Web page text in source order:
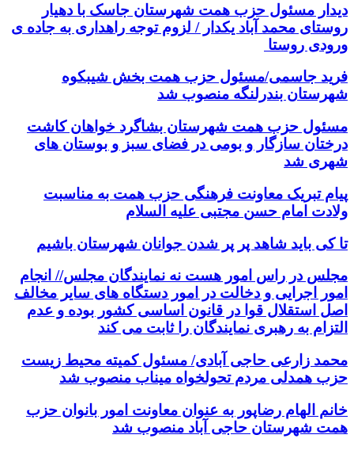
دیدار مسئول حزب همت شهرستان جاسک با دهیار
روستای محمد آباد یکدار / لزوم توجه راهداری به جاده ی
ورودی روستا
فرید جاسمی/مسئول حزب همت بخش شیبکوه
شهرستان بندرلنگه منصوب شد
مسئول حزب همت شهرستان بشاگرد خواهان کاشت
درختان سازگار و بومی در فضای سبز و بوستان های
شهری شد
پیام تبریک معاونت فرهنگی حزب همت به مناسبت
ولادت امام حسن مجتبی علیه السلام
تا کی باید شاهد پر پر شدن جوانان شهرستان باشیم
مجلس در راس امور هست نه نمایندگان مجلس// انجام
امور اجرایی و دخالت در امور دستگاه های سایر مخالف
اصل استقلال قوا در قانون اساسی کشور بوده و عدم
التزام به رهبری نمایندگان را ثابت می کند
محمد زارعی حاجی آبادی/ مسئول کمیته محیط زیست
حزب همدلی مردم تحولخواه میناب منصوب شد
خانم الهام رضاپور به عنوان معاونت امور بانوان حزب
همت شهرستان حاجی آباد منصوب شد